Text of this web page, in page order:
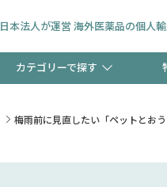
日本法人が運営 海外医薬品の個人
カテゴリーで探す
コンタクトレンズ
【早割】お
梅雨前に見直したい「ペットとおう